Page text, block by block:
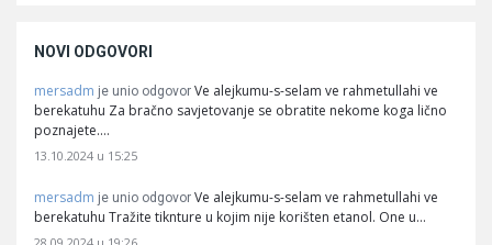
NOVI ODGOVORI
mersadm je unio odgovor Ve alejkumu-s-selam ve rahmetullahi ve
berekatuhu Za bračno savjetovanje se obratite nekome koga lično
poznajete.…
13.10.2024 u 15:25
mersadm je unio odgovor Ve alejkumu-s-selam ve rahmetullahi ve
berekatuhu Tražite tiknture u kojim nije korišten etanol. One u…